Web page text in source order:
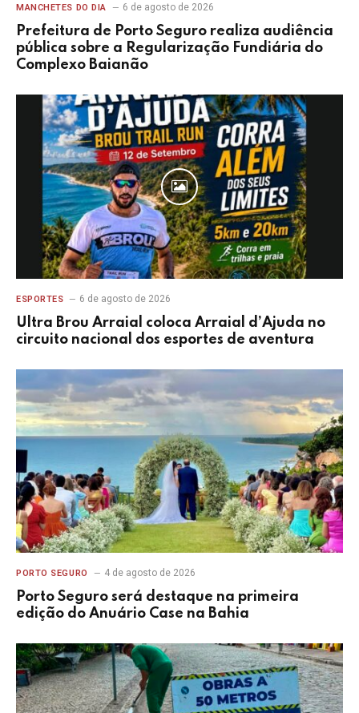
MANCHETES DO DIA 6 de agosto de 2026
Prefeitura de Porto Seguro realiza audiência
pública sobre a Regularização Fundiária do
Complexo Baianão
ESPORTES 6 de agosto de 2026
Ultra Brou Arraial coloca Arraial d’Ajuda no
circuito nacional dos esportes de aventura
PORTO SEGURO 4 de agosto de 2026
Porto Seguro será destaque na primeira
edição do Anuário Case na Bahia